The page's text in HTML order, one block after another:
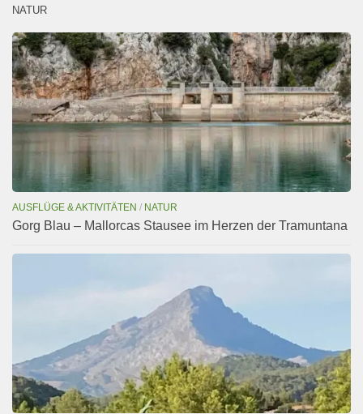
NATUR
AUSFLÜGE & AKTIVITÄTEN / NATUR
Gorg Blau – Mallorcas Stausee im Herzen der Tramuntana